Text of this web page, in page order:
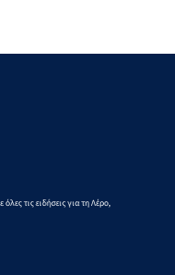
εξεύρεση
τις ειδήσεις για τη Λέρο,